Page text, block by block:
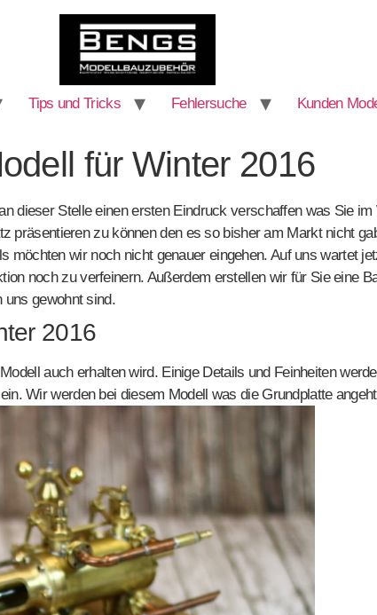
Tips und Tricks Fehlersuche Kunden
für Winter 2016
dieser Stelle einen ersten Eindruck verschaffen was Sie
präsentieren zu können den es so bisher am Markt nicht
möchten wir noch nicht genauer eingehen. Auf uns wartet
noch zu verfeinern. Außerdem erstellen wir für Sie eine
uns gewohnt sind.
2016
auch erhalten wird. Einige Details und Feinheiten
Wir werden bei diesem Modell was die Grundplatte